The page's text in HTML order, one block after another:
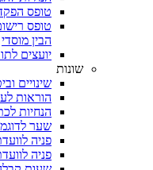
טופס
טופס
הבין מוסדי
יועצים
שונות
שינויים
הוראות
הנחיות
שער
פניה
פניה